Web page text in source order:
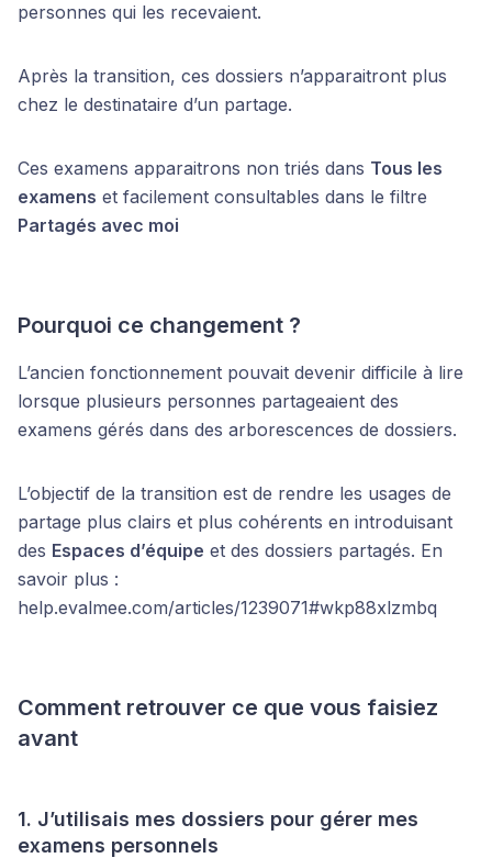
personnes qui les recevaient.
Après la transition, ces dossiers n’apparaitront plus
chez le destinataire d’un partage.
Ces examens apparaitrons non triés dans Tous les
examens et facilement consultables dans le filtre
Partagés avec moi
Pourquoi ce changement ?
L’ancien fonctionnement pouvait devenir difficile à lire
lorsque plusieurs personnes partageaient des
examens gérés dans des arborescences de dossiers.
L’objectif de la transition est de rendre les usages de
partage plus clairs et plus cohérents en introduisant
des Espaces d’équipe et des dossiers partagés. En
savoir plus :
help.evalmee.com/articles/1239071#wkp88xlzmbq
Comment retrouver ce que vous faisiez
avant
1. J’utilisais mes dossiers pour gérer mes
examens personnels